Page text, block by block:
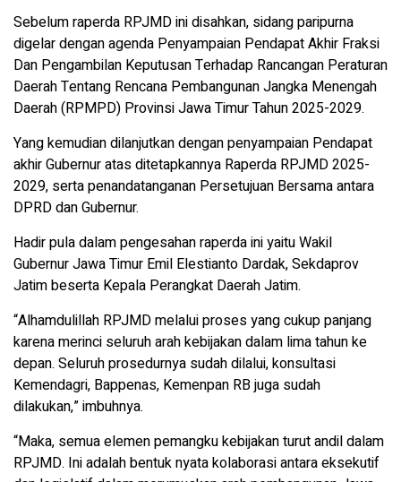
Sebelum raperda RPJMD ini disahkan, sidang paripurna
digelar dengan agenda Penyampaian Pendapat Akhir Fraksi
Dan Pengambilan Keputusan Terhadap Rancangan Peraturan
Daerah Tentang Rencana Pembangunan Jangka Menengah
Daerah (RPMPD) Provinsi Jawa Timur Tahun 2025-2029.
Yang kemudian dilanjutkan dengan penyampaian Pendapat
akhir Gubernur atas ditetapkannya Raperda RPJMD 2025-
2029, serta penandatanganan Persetujuan Bersama antara
DPRD dan Gubernur.
Hadir pula dalam pengesahan raperda ini yaitu Wakil
Gubernur Jawa Timur Emil Elestianto Dardak, Sekdaprov
Jatim beserta Kepala Perangkat Daerah Jatim.
“Alhamdulillah RPJMD melalui proses yang cukup panjang
karena merinci seluruh arah kebijakan dalam lima tahun ke
depan. Seluruh prosedurnya sudah dilalui, konsultasi
Kemendagri, Bappenas, Kemenpan RB juga sudah
dilakukan,” imbuhnya.
“Maka, semua elemen pemangku kebijakan turut andil dalam
RPJMD. Ini adalah bentuk nyata kolaborasi antara eksekutif